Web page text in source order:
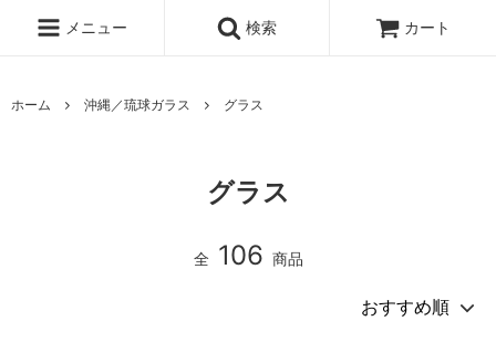
メニュー 検索 カート
ホーム 沖縄／琉球ガラス グラス
グラス
全 106 商品